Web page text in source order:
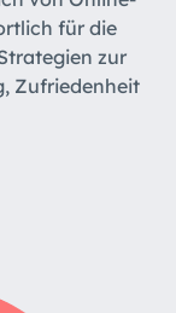
für die
zur
Zufriedenheit